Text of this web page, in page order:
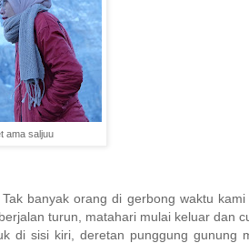
ama saljuu
banyak orang di gerbong waktu kami
turun, matahari mulai keluar dan
di sisi kiri, deretan punggung gunung